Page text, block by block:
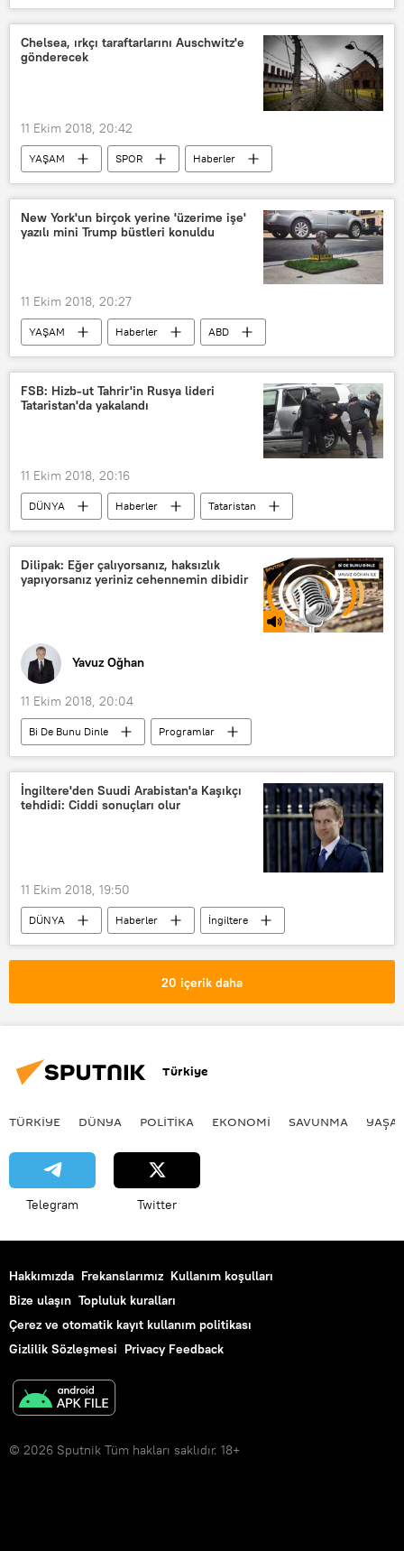
ABD
Hindistan
Aleksandr Şerin
NATO
Chelsea, ırkçı taraftarlarını Auschwitz'e
gönderecek
11 Ekim 2018, 20:42
YAŞAM SPOR
Haberler
İngiltere
Londra
Polonya
Auschwitz Toplama Kampı
Chelsea Futbol Kulübü Başkanı Bruce Buck
Tottenham Hotspur Futbol Takımı
New York'un birçok yerine 'üzerime işe'
yazılı mini Trump büstleri konuldu
11 Ekim 2018, 20:27
YAŞAM Haberler
ABD
New York
Sanat Eleştiri
FSB: Hizb-ut Tahrir'in Rusya lideri
Tataristan'da yakalandı
11 Ekim 2018, 20:16
DÜNYA Haberler
Tataristan
Rusya
Rusya Federal Güvenlik Servisi (FSB)
Hizb-ut Tahrir
Dilipak: Eğer çalıyorsanız, haksızlık
yapıyorsanız yeriniz cehennemin dibidir
Yavuz Oğhan
11 Ekim 2018, 20:04
Bi De Bunu Dinle
Programlar
RADYO
Abdurrahman Dilipak
Berat Albayrak
İngiltere'den Suudi Arabistan'a Kaşıkçı
tehdidi: Ciddi sonuçları olur
11 Ekim 2018, 19:50
DÜNYA Haberler
İngiltere
Suudi Arabistan
Jeremy Hunt
20 içerik daha
Türkiye
TÜRKIYE DÜNYA POLİTİKA EKONOMİ SAVUNMA
Telegram Twitter
Hakkımızda Frekanslarımız Kullanım koşulları
Bize ulaşın Topluluk kuralları
Çerez ve otomatik kayıt kullanım politikası
Gizlilik Sözleşmesi Privacy Feedback
© 2026 Sputnik Tüm hakları saklıdır. 18+